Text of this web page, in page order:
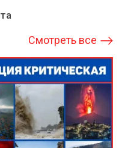
Смотреть все